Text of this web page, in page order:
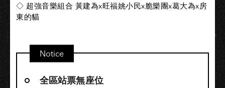
◇ 超強音樂組合 黃建為x旺福姚小民x脆樂團x葛大為x房
東的貓
Notice
全區站票無座位